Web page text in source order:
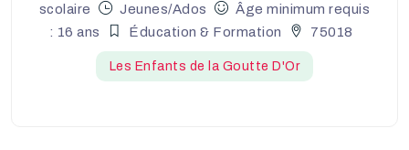
scolaire
Jeunes/Ados
Âge minimum requis
: 16 ans
Éducation & Formation 75018
Les Enfants de la Goutte D'Or